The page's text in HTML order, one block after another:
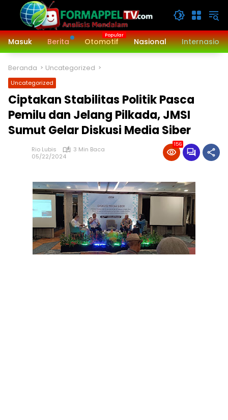
Langsung
konten
Masuk
Berita Otomotif Nasional
Beranda Uncategorized
Uncategorized
Ciptakan Stabilitas Politik Pasca
Pemilu dan Jelang Pilkada, JMSI
Sumut Gelar Diskusi Media Siber
Rio Lubis
3 Min Baca
05/22/2024
156